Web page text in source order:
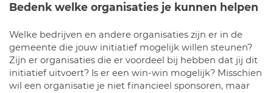
Bedenk welke organisaties je kunnen helpen
Welke bedrijven en andere organisaties zijn er in de
gemeente die jouw initiatief mogelijk willen steunen?
Zijn er organisaties die er voordeel bij hebben dat jij dit
initiatief uitvoert? Is er een win-win mogelijk? Misschien
wil een organisatie je niet financieel sponsoren, maar